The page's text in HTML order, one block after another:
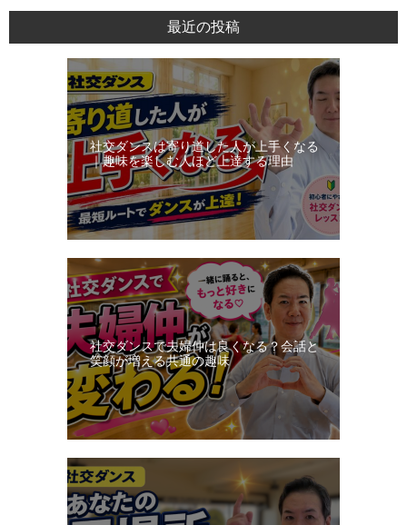
ン
最近の投稿
社交ダンスは寄り道した人が上手くなる
｜趣味を楽しむ人ほど上達する理由
社交ダンスで夫婦仲は良くなる？会話と
笑顔が増える共通の趣味